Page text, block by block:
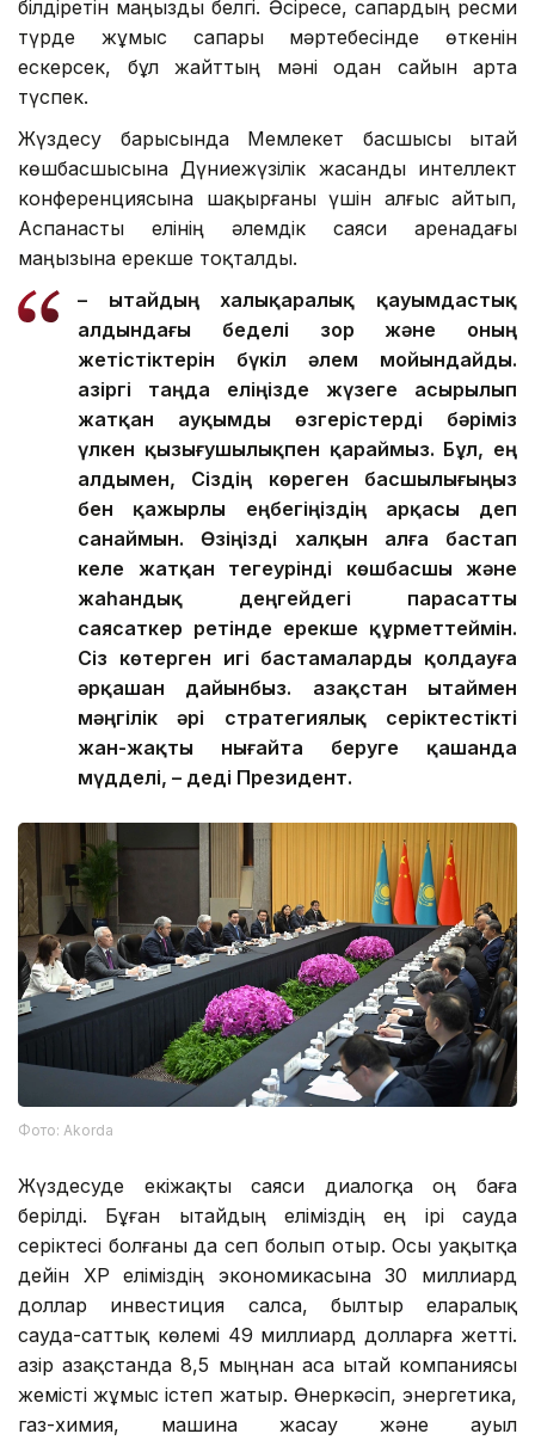
білдіретін маңызды белгі. Әсіресе, сапардың ресми
түрде жұмыс сапары мәртебесінде өткенін
ескерсек, бұл жайттың мәні одан сайын арта
түспек.
Жүздесу барысында Мемлекет басшысы Қытай
көшбасшысына Дүниежүзілік жасанды интеллект
конференциясына шақырғаны үшін алғыс айтып,
Аспанасты елінің әлемдік саяси аренадағы
маңызына ерекше тоқталды.
– Қытайдың халықаралық қауымдастық
алдындағы беделі зор және оның
жетістіктерін бүкіл әлем мойындайды.
Қазіргі таңда еліңізде жүзеге асырылып
жатқан ауқымды өзгерістерді бәріміз
үлкен қызығушылықпен қараймыз. Бұл, ең
алдымен, Сіздің көреген басшылығыңыз
бен қажырлы еңбегіңіздің арқасы деп
санаймын. Өзіңізді халқын алға бастап
келе жатқан тегеурінді көшбасшы және
жаһандық деңгейдегі парасатты
саясаткер ретінде ерекше құрметтеймін.
Сіз көтерген игі бастамаларды қолдауға
әрқашан дайынбыз. Қазақстан Қытаймен
мәңгілік әрі стратегиялық серіктестікті
жан-жақты нығайта беруге қашанда
мүдделі, – деді Президент.
Фото: Аkorda
Жүздесуде екіжақты саяси диалогқа оң баға
берілді. Бұған Қытайдың еліміздің ең ірі сауда
серіктесі болғаны да сеп болып отыр. Осы уақытқа
дейін ҚХР еліміздің экономикасына 30 миллиард
доллар инвестиция салса, былтыр еларалық
сауда-саттық көлемі 49 миллиард долларға жетті.
Қазір Қазақстанда 8,5 мыңнан аса Қытай компаниясы
жемісті жұмыс істеп жатыр. Өнеркәсіп, энергетика,
газ-химия, машина жасау және ауыл